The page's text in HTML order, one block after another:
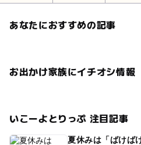
あなたにおすすめの記事
お出かけ家族にイチオシ情報
いこーよとりっぷ 注目記事
夏休みは「ばけば